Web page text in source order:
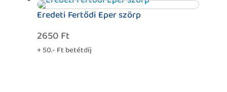
Eredeti Fertődi Eper szörp
2650Ft
+ 50.- Ft betétdíj